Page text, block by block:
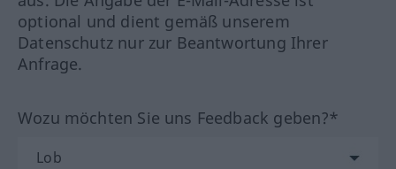
optional und dient gemäß unserem
Datenschutz nur zur Beantwortung Ihrer
Anfrage.
Wozu möchten Sie uns Feedback geben?*